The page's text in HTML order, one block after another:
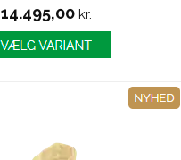
14.495,00 kr.